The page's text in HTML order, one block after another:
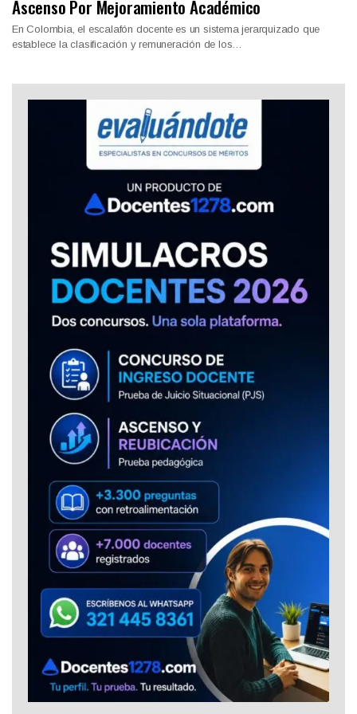
Ascenso Por Mejoramiento Académico
En Colombia, el escalafón docente es un sistema jerarquizado que
establece la clasificación y remuneración de los…